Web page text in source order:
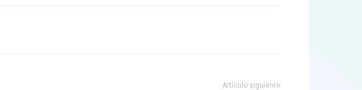
Artículo siguiente